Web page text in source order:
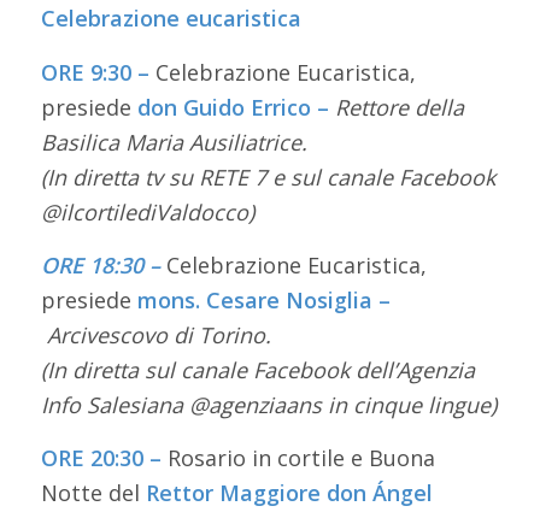
Celebrazione eucaristica
ORE 9:30 – Celebrazione Eucaristica,
presiede don Guido Errico – Rettore della
Basilica Maria Ausiliatrice.
(In diretta tv su RETE 7 e sul canale Facebook
@ilcortilediValdocco)
ORE 18:30 – Celebrazione Eucaristica,
presiede mons. Cesare Nosiglia –
Arcivescovo di Torino.
(In diretta sul canale Facebook dell’Agenzia
Info Salesiana @agenziaans in cinque lingue)
ORE 20:30 – Rosario in cortile e Buona
Notte del Rettor Maggiore don Ángel